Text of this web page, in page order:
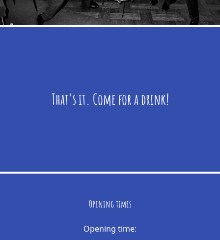
That's it. Come for a drink!
Opening times
Opening time: